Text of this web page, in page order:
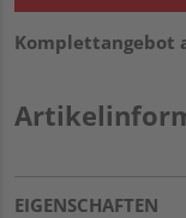
Komplettangebot
EIGENSCHAFTEN